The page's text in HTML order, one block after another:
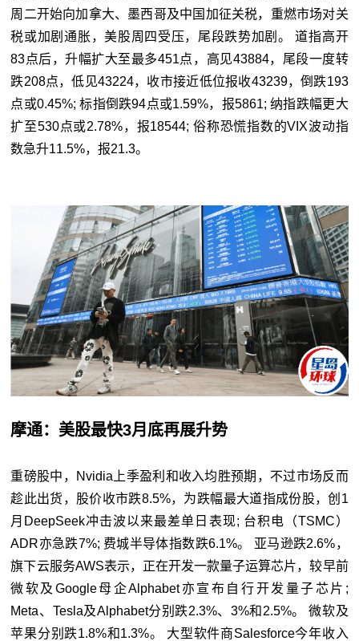
周二开始向加拿大、墨西哥及中国加征关税，重燃市场对关
税或加剧通胀，美股周四受压，尾段跌势加剧。 道指高开
83点后，升幅扩大至最多451点，高见43884，尾段一度转
跌208点，低见43224，收市接近低位报收43239，倒跌193
点或0.45%; 标指倒跌94点或1.59%，报5861; 纳指跌幅更大
扩至530点或2.78%，报18544; 俗称恐慌指数的VIX波动指
数急升11.5%，报21.3。
摩通：美股最快3月底再展升势
重磅股中，Nvidia上季盈利和收入均胜预期，不过市场反而
趁此出货，股价收市跌8.5%，为跌幅最大道指成份股，创1
月DeepSeek冲击波以来最差单日表现; 台积电（TSMC）
ADR亦急跌7%; 费城半导体指数跌6.1%。 亚马逊跌2.6%，
旗下云服务AWS表示，正在开发一款量子运算芯片，较早前
微软及Google母企Alphabet亦宣布自行开发量子芯片;
Meta、Tesla及Alphabet分别跌2.3%、3%和2.5%。 微软及
苹果分别跌1.8%和1.3%。 大型软件商Salesforce今年收入